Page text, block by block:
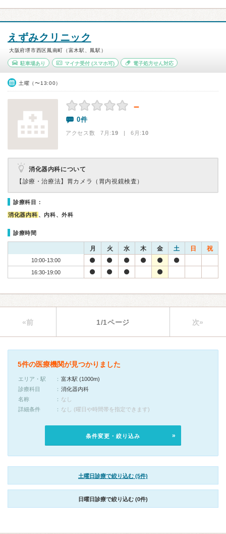
えずみクリニック
大阪府堺市西区鳳南町（富木駅、鳳駅）
駐車場あり マイナ受付(スマホ可) 電子処方せん対応
土曜（〜13:00）
－
0件
アクセス数 7月:19 | 6月:10
消化器内科について
【診療・治療法】 胃カメラ（胃内視鏡検査）
診療科目：
消化器内科 、内科、外科
診療時間
月 火 水 木 金 土 日 祝
10:00-13:00
16:30-19:00
«前 1/1ページ 次»
5件の医療機関が見つかりました
エリア・駅
富木駅 (1000m)
診療科目
消化器内科
名称
なし
詳細条件
なし (曜日や時間帯を指定できます)
条件変更・絞り込み
土曜日診療で絞り込む (5件)
日曜日診療で絞り込む (0件)